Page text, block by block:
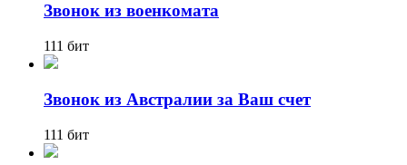
Звонок из военкомата
111 бит
Звонок из Австралии за Ваш счет
111 бит